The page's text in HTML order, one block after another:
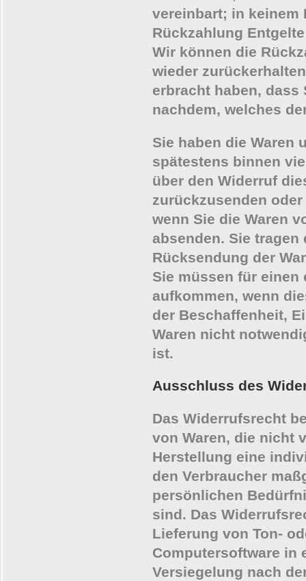
vereinbart; in keinem
Rückzahlung
Wir können die
wieder
erbracht haben, dass
nachdem, welches
Sie haben die Waren
spätestens binnen
über den Widerruf
zurückzusenden
wenn Sie die Waren
absenden. Sie
Rücksendung der
Sie müssen für einen
aufkommen, wenn
der Beschaffenheit,
Waren nicht
ist.
Ausschluss des
Das Widerrufsrecht
von Waren, die nicht
Herstellung eine
den Verbraucher
persönlichen
sind. Das
Lieferung von Ton-
Computersoftware in
Versiegelung nach